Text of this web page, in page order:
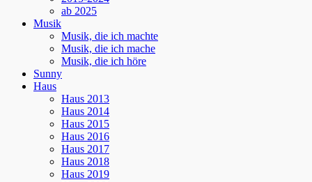
ab 2025
Musik
Musik, die ich machte
Musik, die ich mache
Musik, die ich höre
Sunny
Haus
Haus 2013
Haus 2014
Haus 2015
Haus 2016
Haus 2017
Haus 2018
Haus 2019